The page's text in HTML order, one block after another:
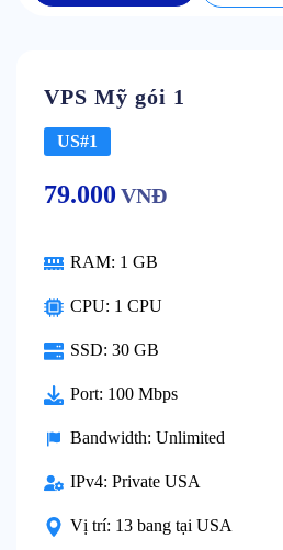
VPS Mỹ gói 1
US#1
79.000 VNĐ
RAM: 1 GB
CPU: 1 CPU
SSD: 30 GB
Port: 100 Mbps
Bandwidth: Unlimited
IPv4: Private USA
Vị trí: 13 bang tại USA